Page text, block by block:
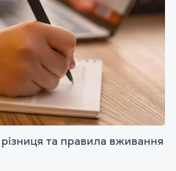
та правила вживання